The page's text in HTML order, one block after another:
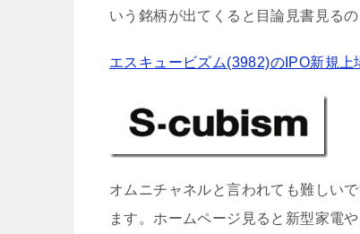
いう銘柄が出てくると目論見書見るの
エスキュービズム(3982)のIPO新規上
オムニチャネルと言われても難しい
ます。ホームページ見ると新型家電